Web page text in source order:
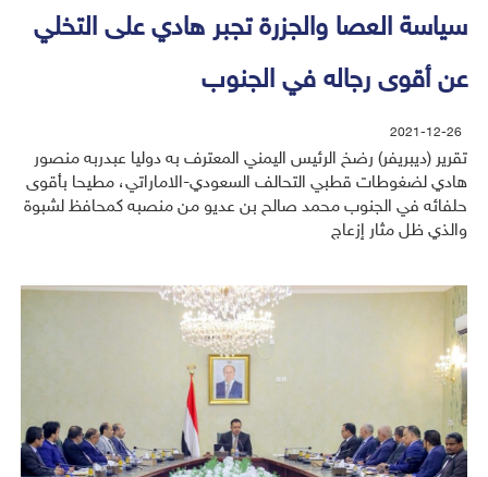
سياسة العصا والجزرة تجبر هادي على التخلي
عن أقوى رجاله في الجنوب
2021-12-26
تقرير (ديبريفر) رضخ الرئيس اليمني المعترف به دوليا عبدربه منصور
هادي لضغوطات قطبي التحالف السعودي-الاماراتي، مطيحا بأقوى
حلفائه في الجنوب محمد صالح بن عديو من منصبه كمحافظ لشبوة
والذي ظل مثار إزعاج